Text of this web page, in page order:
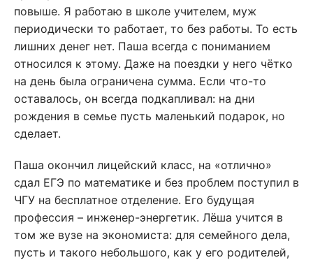
повыше. Я работаю в школе учителем, муж
периодически то работает, то без работы. То есть
лишних денег нет. Паша всегда с пониманием
относился к этому. Даже на поездки у него чётко
на день была ограничена сумма. Если что-то
оставалось, он всегда подкапливал: на дни
рождения в семье пусть маленький подарок, но
сделает.
Паша окончил лицейский класс, на «отлично»
сдал ЕГЭ по математике и без проблем поступил в
ЧГУ на бесплатное отделение. Его будущая
профессия – инженер-энергетик. Лёша учится в
том же вузе на экономиста: для семейного дела,
пусть и такого небольшого, как у его родителей,